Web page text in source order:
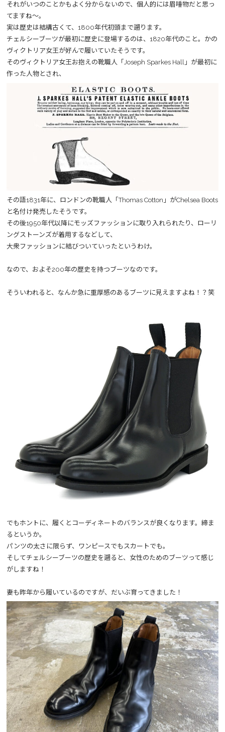
それがいつのことかもよく分からないので、個人的には眉唾物だと思っ
てますね～。
実は歴史は結構古くて、1800年代初頭まで遡ります。
チェルシーブーツが最初に歴史に登場するのは、1820年代のこと。かの
ヴィクトリア女王が好んで履いていたそうです。
そのヴィクトリア女王お抱えの靴職人「Joseph Sparkes Hall」が最初に
作った人物とされ、
その語1831年に、ロンドンの靴職人「Thomas Cotton」がChelsea Boots
と名付け発売したそうです。
その後1950年代以降にモッズファッションに取り入れられたり、ローリ
ングストーンズが着用するなどして、
大衆ファッションに結びついていったというわけ。
なので、およそ200年の歴史を持つブーツなのです。
そういわれると、なんか急に重厚感のあるブーツに見えますよね！？笑
でもホントに、履くとコーディネートのバランスが良くなります。締ま
るというか。
パンツの太さに限らず、ワンピースでもスカートでも。
そしてチェルシーブーツの歴史を遡ると、女性のためのブーツって感じ
がしますね！
妻も昨年から履いているのですが、だいぶ育ってきました！